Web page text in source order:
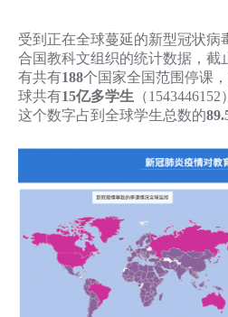
受到正在全球蔓延的新型冠状病
合国教科文组织的统计数据，截
有共有188个国家全国范围停课
球共有15亿多学生 （
这个数字占到全球学生总数的